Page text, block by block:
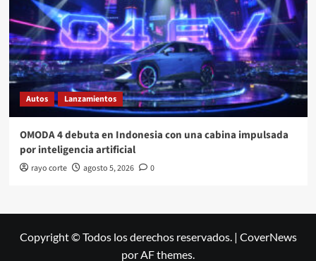
Autos Lanzamientos
OMODA 4 debuta en Indonesia con una cabina impulsada
por inteligencia artificial
rayo corte agosto 5, 2026 0
Copyright © Todos los derechos reservados. | CoverNews
por AF themes.